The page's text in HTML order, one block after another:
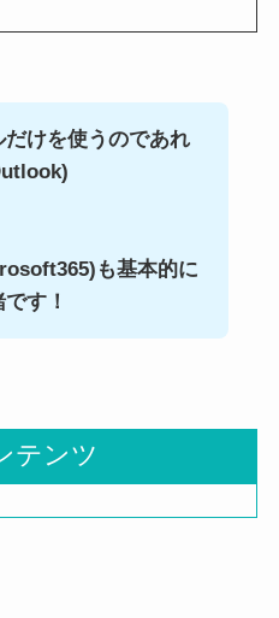
だけを使うのであれ
も基本的に
す！
テンツ